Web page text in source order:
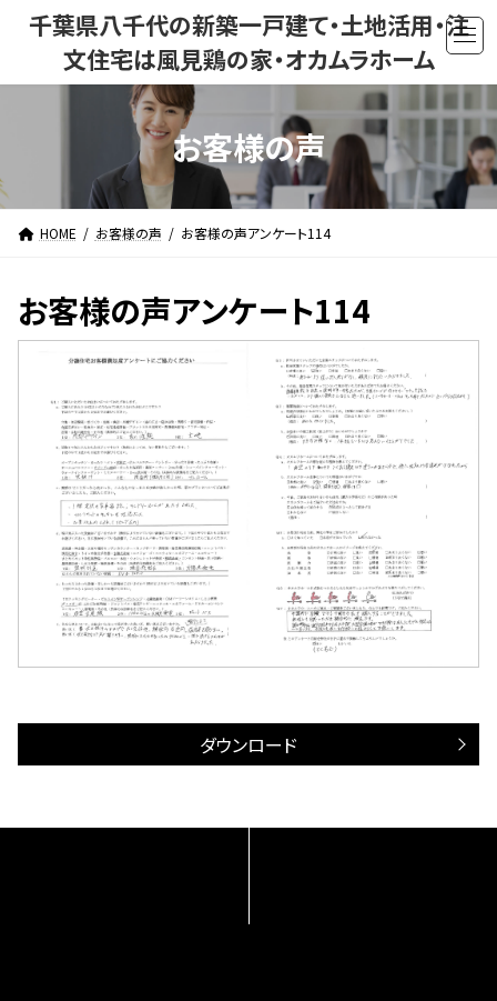
ン
ス
キ
ー
ン
に
千葉県八千代の新築一戸建て・土地活用・注
文住宅は風見鶏の家・オカムラホーム
お客様の声
HOME お客様の声 お客様の声アンケート114
お客様の声アンケート114
ダウンロード